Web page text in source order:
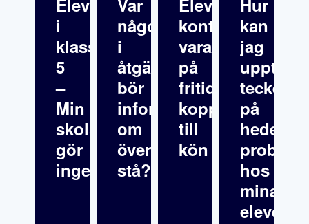
Elevfråga: Elev
i
klass
5
–
Min
skolsköterska
gör
inget
Var
någonstans
i
åtgärdsprogrammet
bör
informationen
om
överklagande
stå?
Elever
kontrollerar
varandra
på
fritids
kopplat
till
kön
Hur
kan
jag
tecken
på
hos
mina
elever?